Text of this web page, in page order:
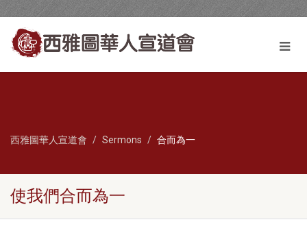
西雅圖華人宣道會 Sermons 合而為一
使我們合而為一